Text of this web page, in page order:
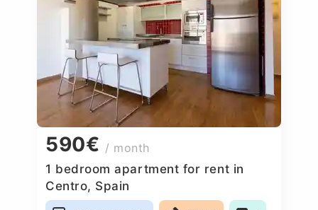
590€ / month
1 bedroom apartment for rent in
Centro, Spain